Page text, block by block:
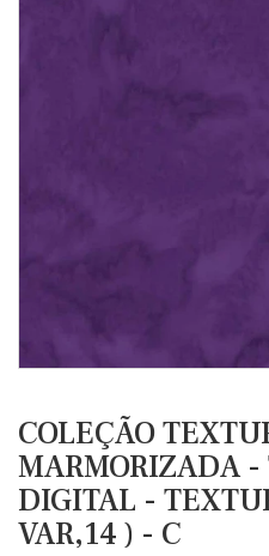
COLEÇÃO
MARMORIZADA -
DIGITAL -
VAR,14 ) - C